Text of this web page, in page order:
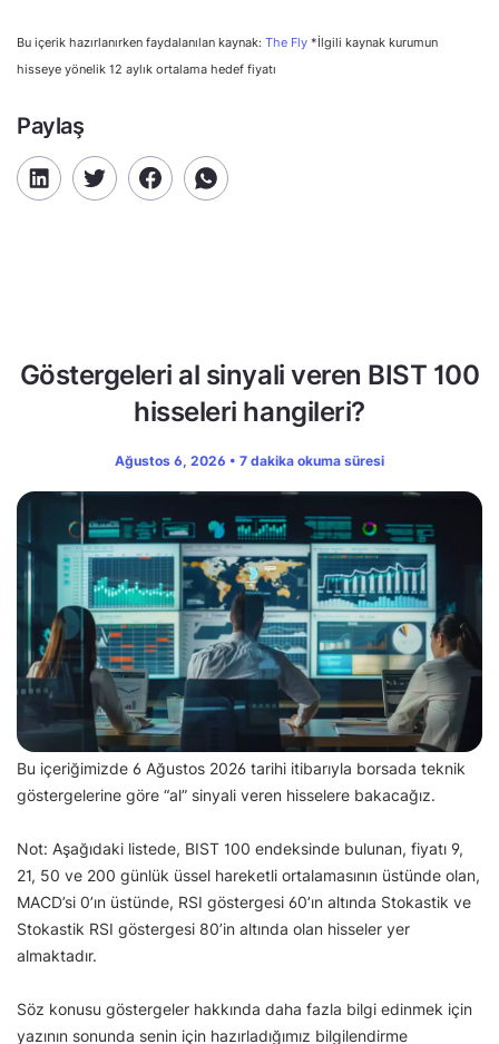
Bu içerik hazırlanırken faydalanılan kaynak: The Fly *İlgili kaynak kurumun
hisseye yönelik 12 aylık ortalama hedef fiyatı
Paylaş
Göstergeleri al sinyali veren BIST 100
hisseleri hangileri?
Ağustos 6, 2026 • 7 dakika okuma süresi
Bu içeriğimizde 6 Ağustos 2026 tarihi itibarıyla borsada teknik
göstergelerine göre “al” sinyali veren hisselere bakacağız.
Not: Aşağıdaki listede, BIST 100 endeksinde bulunan, fiyatı 9,
21, 50 ve 200 günlük üssel hareketli ortalamasının üstünde olan,
MACD’si 0’ın üstünde, RSI göstergesi 60’ın altında Stokastik ve
Stokastik RSI göstergesi 80’in altında olan hisseler yer
almaktadır.
Söz konusu göstergeler hakkında daha fazla bilgi edinmek için
yazının sonunda senin için hazırladığımız bilgilendirme